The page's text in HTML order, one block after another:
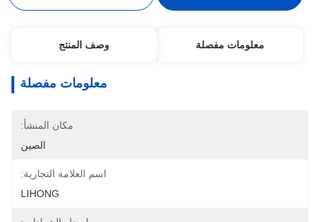
معلومات مفصلة وصف المنتج
معلومات مفصلة
مكان المنشأ:
الصين
اسم العلامة التجارية:
LIHONG